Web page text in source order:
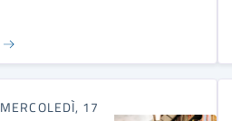
MERCOLEDÌ, 17